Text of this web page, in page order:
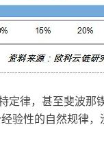
定律，甚至斐波
验性的自然规律